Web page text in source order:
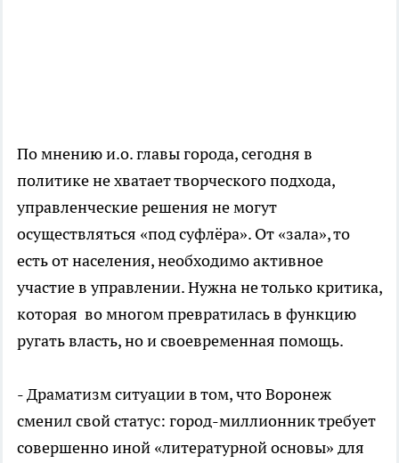
По мнению и.о. главы города, сегодня в
политике не хватает творческого подхода,
управленческие решения не могут
осуществляться «под суфлёра». От «зала», то
есть от населения, необходимо активное
участие в управлении. Нужна не только критика,
которая во многом превратилась в функцию
ругать власть, но и своевременная помощь.
- Драматизм ситуации в том, что Воронеж
сменил свой статус: город-миллионник требует
совершенно иной «литературной основы» для